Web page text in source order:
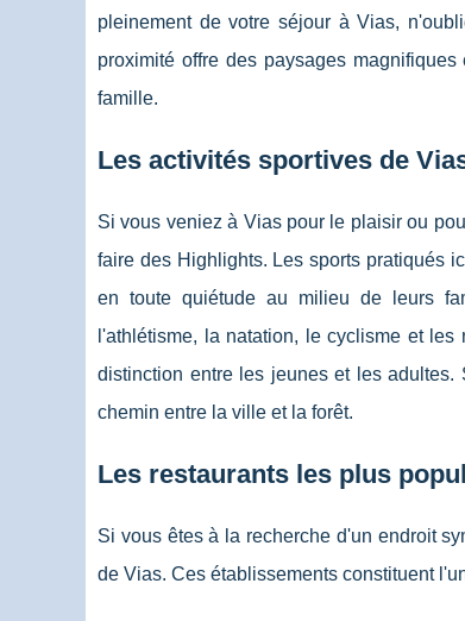
pleinement de votre séjour à Vias,
proximité offre des paysages
famille.
Les activités sportives de
Si vous veniez à Vias pour le plaisir ou
faire des Highlights. Les sports pratiqués
en toute quiétude au milieu de leurs
l'athlétisme, la natation, le cyclisme et
distinction entre les jeunes et les
chemin entre la ville et la forêt.
Les restaurants les plus
Si vous êtes à la recherche d'un endroit
de Vias. Ces établissements constituent